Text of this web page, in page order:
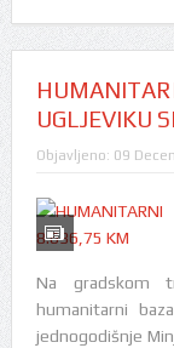
UGLJEVIKU
Objavljeno: 09
Na gradskom
humanitarni
jednogodišnje